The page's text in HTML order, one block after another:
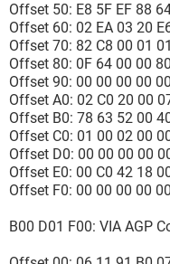
Offset 50: E8 5F EF 88
Offset 60: 02 EA 03 20
Offset 70: 82 C8 00 01
Offset 80: 0F 64 00 00
Offset 90: 00 00 00 00
Offset A0: 02 C0 20 00
Offset B0: 78 63 52 00
Offset C0: 01 00 02 00
Offset D0: 00 00 00 00
Offset E0: 00 C0 42 18
Offset F0: 00 00 00 00
B00 D01 F00: VIA AGP